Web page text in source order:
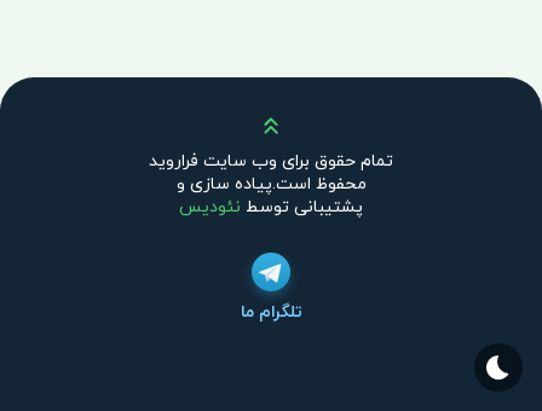
بالا
تمام حقوق برای وب سایت فراروید
محفوظ است.پیاده سازی و
پشتیبانی توسط نئودیس
تلگرام ما